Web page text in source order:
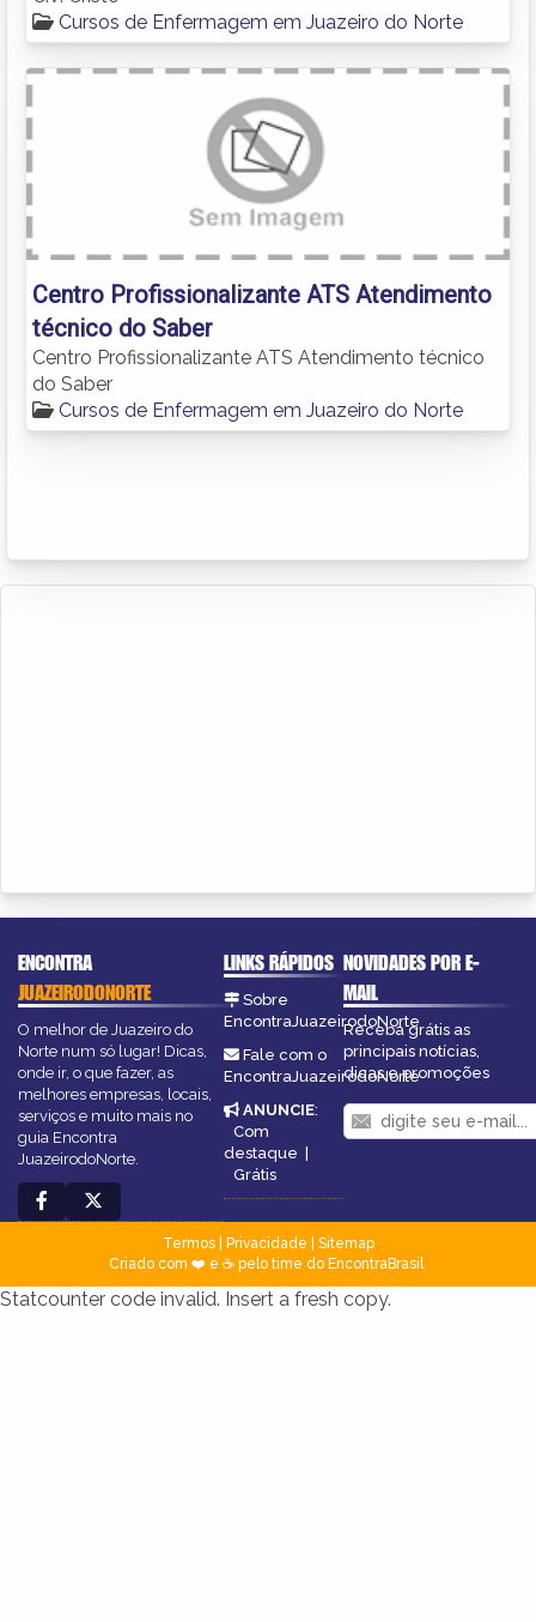
Cursos de Enfermagem em Juazeiro do Norte
Centro Profissionalizante ATS Atendimento
técnico do Saber
Centro Profissionalizante ATS Atendimento técnico
do Saber
Cursos de Enfermagem em Juazeiro do Norte
ENCONTRA
JUAZEIRODONORTE
O melhor de Juazeiro do
Norte num só lugar! Dicas,
onde ir, o que fazer, as
melhores empresas, locais,
serviços e muito mais no
guia Encontra
JuazeirodoNorte.
LINKS RÁPIDOS
Sobre
EncontraJuazeirodoNorte
Fale com o
EncontraJuazeirodoNorte
ANUNCIE:
Com
destaque |
Grátis
NOVIDADES POR E-
MAIL
Receba grátis as
principais notícias,
dicas e promoções
Termos| Privacidade
Sitemap
Criado com ❤️ e ☕ pelo time do EncontraBrasil
Statcounter code invalid. Insert a fresh copy.